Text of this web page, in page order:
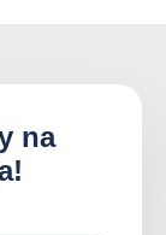
na